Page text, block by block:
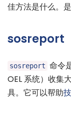
佳方法是什么。
sosreport
sosreport 命令
OEL 系统）收集
具。它可以帮助